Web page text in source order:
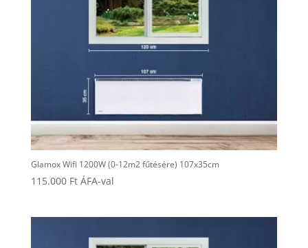
Glamox Wifi 1200W (0-12m2 fűtésére) 107x35cm
115.000 Ft ÁFA-val